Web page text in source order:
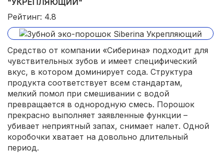
"УКРЕПЛЯЮЩИЙ"
Рейтинг: 4.8
Средство от компании «Сиберина» подходит для
чувствительных зубов и имеет специфический
вкус, в котором доминирует сода. Структура
продукта соответствует всем стандартам,
мелкий помол при смешивании с водой
превращается в однородную смесь. Порошок
прекрасно выполняет заявленные функции –
убивает неприятный запах, снимает налет. Одной
коробочки хватает на довольно длительный
период.